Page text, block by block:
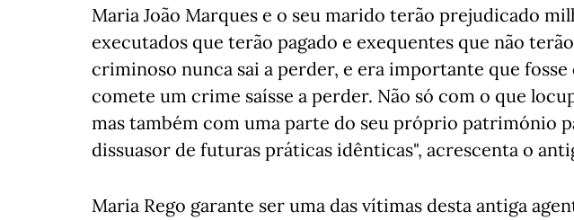
Maria João Marques e o seu marido terão prejudicado
executados que terão pagado e exequentes que não
criminoso nunca sai a perder, e era importante que
comete um crime saísse a perder. Não só com o que
mas também com uma parte do seu próprio património
dissuasor de futuras práticas idênticas", acrescenta o
Maria Rego garante ser uma das vítimas desta antiga